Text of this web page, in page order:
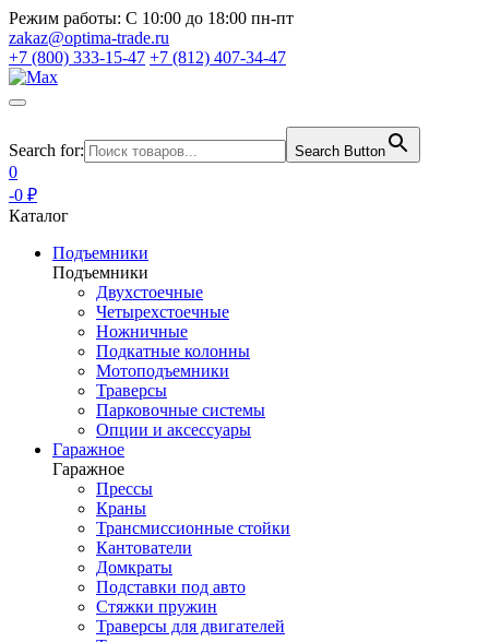
Режим работы: С 10:00 до 18:00 пн-пт
zakaz@optima-trade.ru
+7 (800) 333-15-47 +7 (812) 407-34-47
Search for: Search Button
0
-0 ₽
Каталог
Подъемники
Подъемники
Двухстоечные
Четырехстоечные
Ножничные
Подкатные колонны
Мотоподъемники
Траверсы
Парковочные системы
Опции и аксессуары
Гаражное
Гаражное
Прессы
Краны
Трансмиссионные стойки
Кантователи
Домкраты
Подставки под авто
Стяжки пружин
Траверсы для двигателей